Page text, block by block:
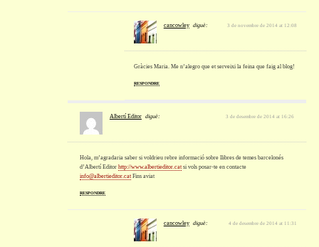
cancowley diguè: 3 de novembre de 2014 at 12:08
Gràcies Maria. Me n’alegro que et serveixi la feina que faig al blog!
RESPONDRE
Albertí Editor diguè: 3 de desembre de 2014 at 16:26
Hola, m’agradaria saber si voldrieu rebre informació sobre llibres de temes barcelonés
d’Albertí Editor http://www.albertieditor.catsi vols posar-te en contacte
info@albertieditor.catFins aviat
RESPONDRE
cancowley diguè: 4 de desembre de 2014 at 11:31